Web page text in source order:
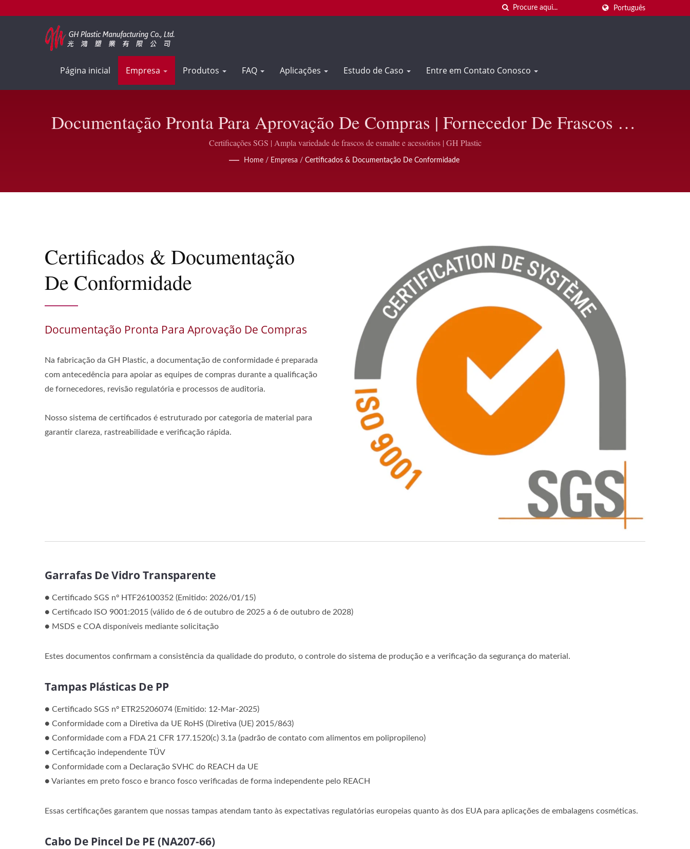
Português
Página inicial Empresa Produtos FAQ Aplicações Estudo de Caso Entre em Contato Conosco
Documentação Pronta Para Aprovação De Compras | Fornecedor De Frascos De
Esmalte Personalizados | GH Plastic
Certificações SGS | Ampla variedade de frascos de esmalte e acessórios | GH Plastic
Home / Empresa / Certificados & Documentação De Conformidade
Certificados & Documentação
De Conformidade
Documentação Pronta Para Aprovação De Compras
Na fabricação da GH Plastic, a documentação de conformidade é preparada
com antecedência para apoiar as equipes de compras durante a qualificação
de fornecedores, revisão regulatória e processos de auditoria.
Nosso sistema de certificados é estruturado por categoria de material para
garantir clareza, rastreabilidade e verificação rápida.
Garrafas De Vidro Transparente
● Certificado SGS nº HTF26100352 (Emitido: 2026/01/15)
● Certificado ISO 9001:2015 (válido de 6 de outubro de 2025 a 6 de outubro de 2028)
● MSDS e COA disponíveis mediante solicitação
Estes documentos confirmam a consistência da qualidade do produto, o controle do sistema de produção e a verificação da segurança do material.
Tampas Plásticas De PP
● Certificado SGS nº ETR25206074 (Emitido: 12-Mar-2025)
● Conformidade com a Diretiva da UE RoHS (Diretiva (UE) 2015/863)
● Conformidade com a FDA 21 CFR 177.1520(c) 3.1a (padrão de contato com alimentos em polipropileno)
● Certificação independente TÜV
● Conformidade com a Declaração SVHC do REACH da UE
● Variantes em preto fosco e branco fosco verificadas de forma independente pelo REACH
Essas certificações garantem que nossas tampas atendam tanto às expectativas regulatórias europeias quanto às dos EUA para aplicações de embalagens cosméticas.
Cabo De Pincel De PE (NA207-66)